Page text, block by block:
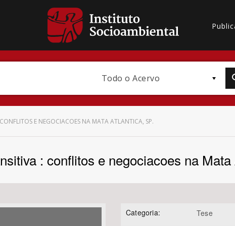
Todo o Acervo
Bioma / Bacia
E NEGOCIACOES NA MATA ATLANTICA, SP.
: conflitos e negociacoes na Mata
Categoria: Tese